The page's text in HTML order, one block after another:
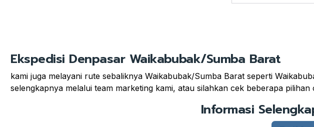
Ekspedisi Denpasar Waikabubak/Sumba Barat
kami juga melayani rute sebaliknya Waikabubak/Sumba Barat seperti
selengkapnya melalui team marketing kami, atau silahkan cek beberapa pilihan
Informasi